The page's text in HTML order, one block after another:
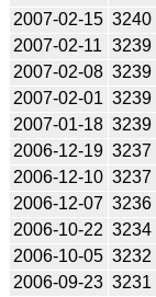
2007-02-15 3240
2007-02-11 3239
2007-02-08 3239
2007-02-01 3239
2007-01-18 3239
2006-12-19 3237
2006-12-10 3237
2006-12-07 3236
2006-10-22 3234
2006-10-05 3232
2006-09-23 3231